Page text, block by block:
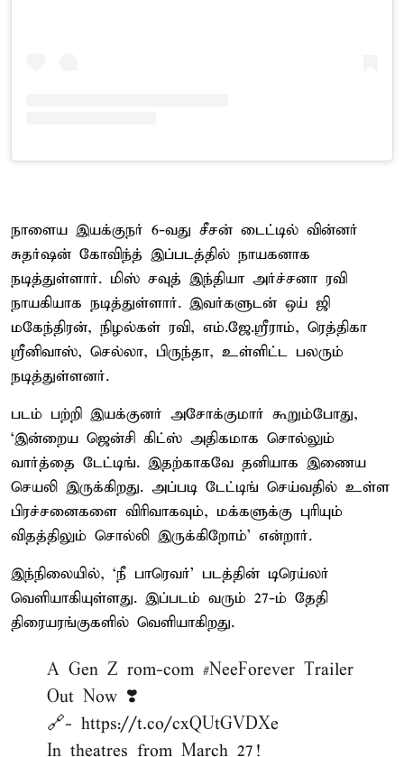
நாளைய இயக்குநர் 6-வது சீசன் டைட்டில் வின்னர்
சுதர்ஷன் கோவிந்த் இப்படத்தில் நாயகனாக
நடித்துள்ளார். மிஸ் சவுத் இந்தியா அர்ச்சனா ரவி
நாயகியாக நடித்துள்ளார். இவர்களுடன் ஒய் ஜி
மகேந்திரன், நிழல்கள் ரவி, எம்.ஜே.ஸ்ரீராம், ரெத்திகா
ஸ்ரீனிவாஸ், செல்லா, பிருந்தா, உள்ளிட்ட பலரும்
நடித்துள்ளனர்.
படம் பற்றி இயக்குனர் அசோக்குமார் கூறும்போது,
‘இன்றைய ஜென்சி கிட்ஸ் அதிகமாக சொல்லும்
வார்த்தை டேட்டிங். இதற்காகவே தனியாக இணைய
செயலி இருக்கிறது. அப்படி டேட்டிங் செய்வதில் உள்ள
பிரச்சனைகளை விரிவாகவும், மக்களுக்கு புரியும்
விதத்திலும் சொல்லி இருக்கிறோம்’ என்றார்.
இந்நிலையில், ‘நீ பாரெவர்’ படத்தின் டிரெய்லர்
வெளியாகியுள்ளது. இப்படம் வரும் 27-ம் தேதி
திரையரங்குகளில் வெளியாகிறது.
A Gen Z rom-com #NeeForever Trailer
Out Now ❣️
🔗- https://t.co/cxQUtGVDXe
In theatres from March 27!